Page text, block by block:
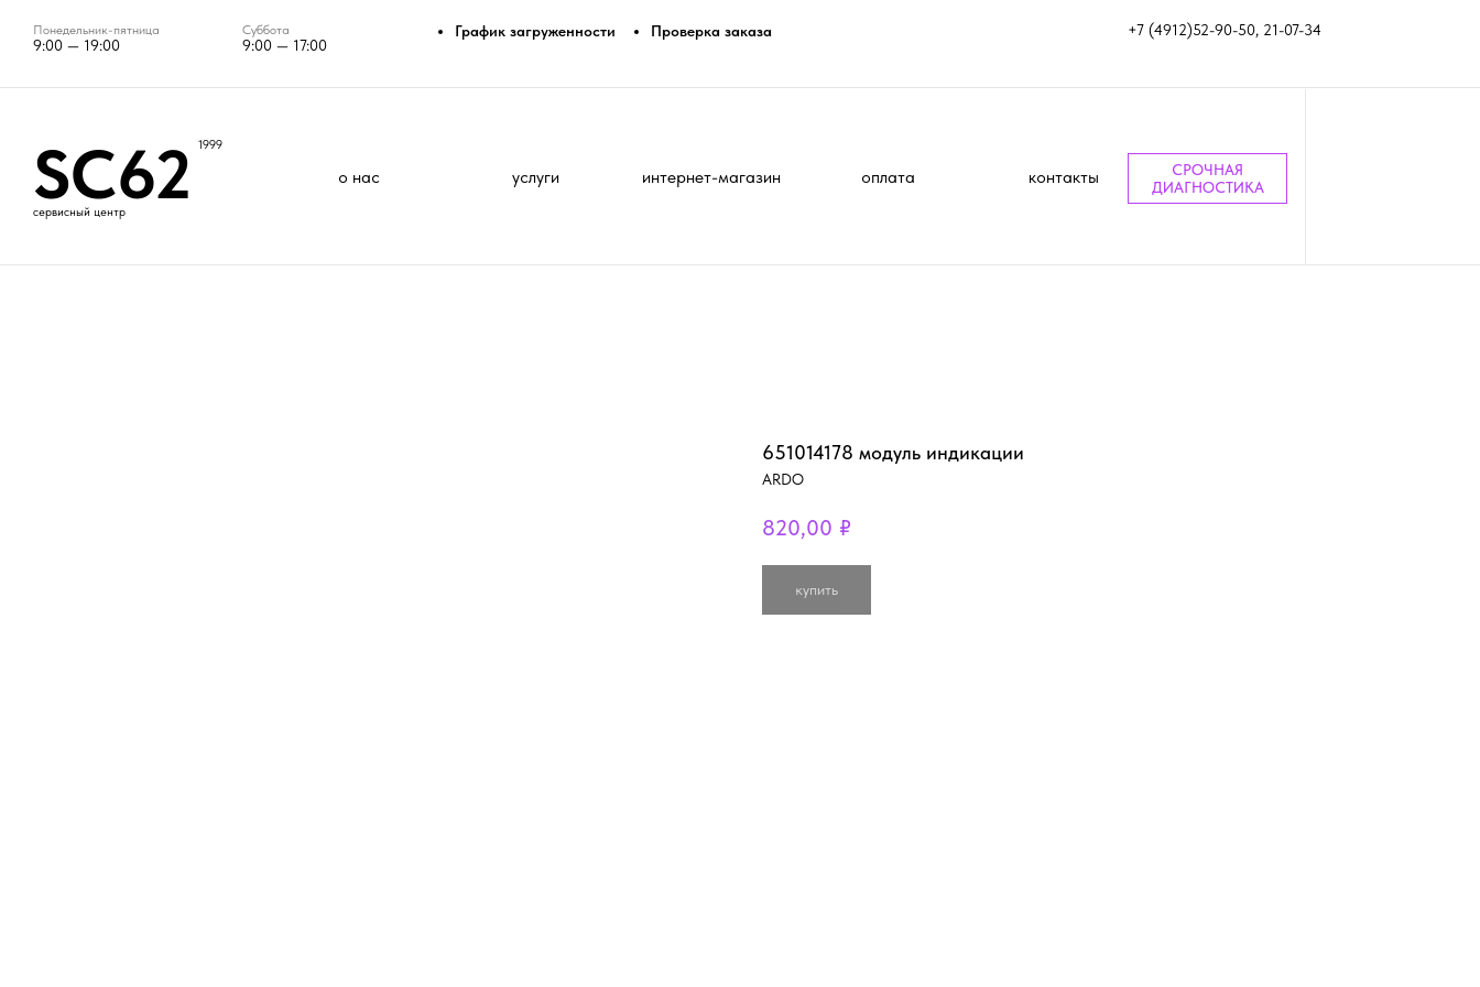
Понедельник-пятница
9:00 — 19:00
+7 (4912)52-90-50, 21-07-34
услуги
Суббота
9:00 — 17:00
интернет-магазин оплата контакты
о нас
График загруженности Проверка заказа
SC62 1999
сервисный центр
СРОЧНАЯ
ДИАГНОСТИКА
651014178 модуль индикации
ARDO
820,00 ₽
купить